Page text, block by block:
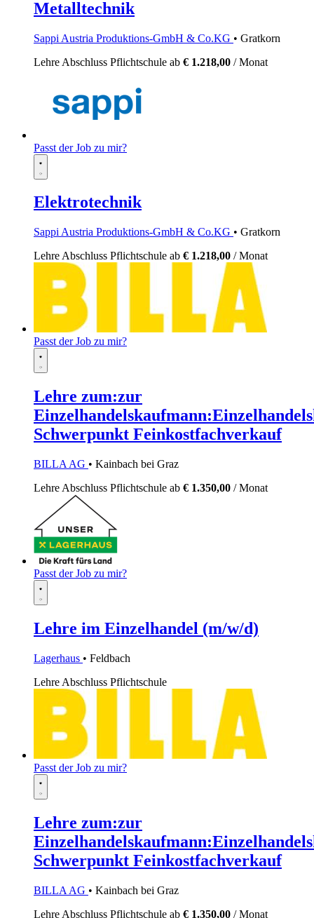
Metalltechnik
Sappi Austria Produktions-GmbH & Co.KG • Gratkorn
Lehre Abschluss Pflichtschule ab € 1.218,00 / Monat
Passt der Job zu mir?
Elektrotechnik
Sappi Austria Produktions-GmbH & Co.KG • Gratkorn
Lehre Abschluss Pflichtschule ab € 1.218,00 / Monat
Passt der Job zu mir?
Lehre zum:zur
Schwerpunkt Feinkostfachverkauf
BILLA AG • Kainbach bei Graz
Lehre Abschluss Pflichtschule ab € 1.350,00 / Monat
Passt der Job zu mir?
Lehre im Einzelhandel (m/w/d)
Lagerhaus • Feldbach
Lehre Abschluss Pflichtschule
Passt der Job zu mir?
Lehre zum:zur
Schwerpunkt Feinkostfachverkauf
BILLA AG • Kainbach bei Graz
Lehre Abschluss Pflichtschule ab € 1.350,00 / Monat